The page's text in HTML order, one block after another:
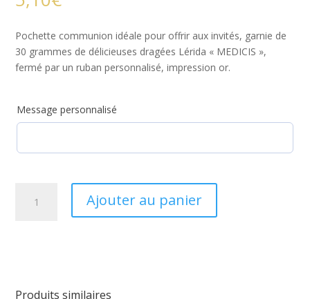
Pochette communion idéale pour offrir aux invités, garnie de
30 grammes de délicieuses dragées Lérida « MEDICIS »,
fermé par un ruban personnalisé, impression or.
Message personnalisé
Ajouter au panier
Produits similaires